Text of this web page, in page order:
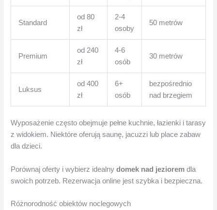
Standard
od 80
zł
2-4
osoby
50 metrów
Premium
od 240
zł
4-6
osób
30 metrów
Luksus
od 400
zł
6+
osób
bezpośrednio
nad brzegiem
Wyposażenie często obejmuje pełne kuchnie, łazienki i tarasy
z widokiem. Niektóre oferują saunę, jacuzzi lub place zabaw
dla dzieci.
Porównaj oferty i wybierz idealnydomek nad jeziorem dla
swoich potrzeb. Rezerwacja online jest szybka i bezpieczna.
Różnorodność obiektów noclegowych